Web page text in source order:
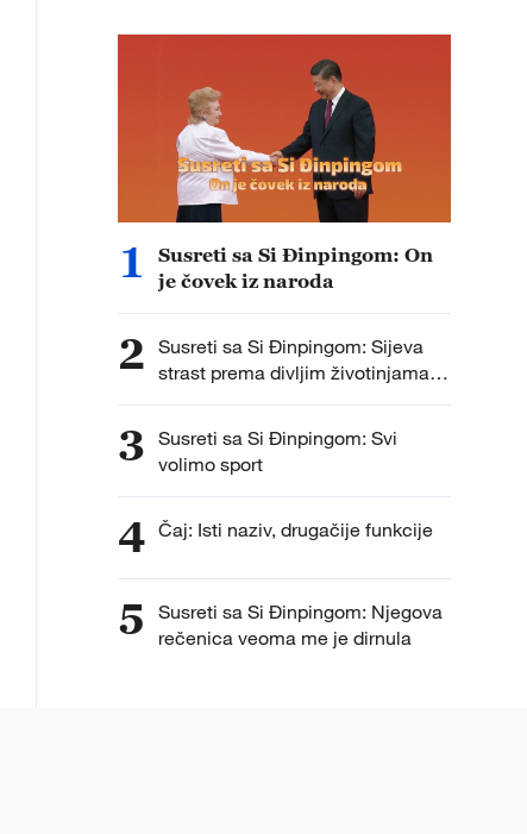
1
Susreti sa Si Đinpingom: On
je čovek iz naroda
2 Susreti sa Si Đinpingom: Sijeva
strast prema divljim životinjama i
biodiverzitetu
3 Susreti sa Si Đinpingom: Svi
volimo sport
4 Čaj: Isti naziv, drugačije funkcije
5
Susreti sa Si Đinpingom: Njegova
rečenica veoma me je dirnula